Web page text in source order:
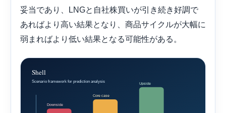
妥当であり、LNGと自社株買いが引き続き好調で
あればより高い結果となり、商品サイクルが大幅に
弱まればより低い結果となる可能性がある。